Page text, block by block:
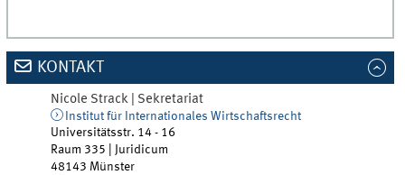
KONTAKT
Nicole Strack | Sekretariat
Institut für Internationales Wirtschaftsrecht
Universitätsstr. 14 - 16
Raum 335 | Juridicum
48143 Münster